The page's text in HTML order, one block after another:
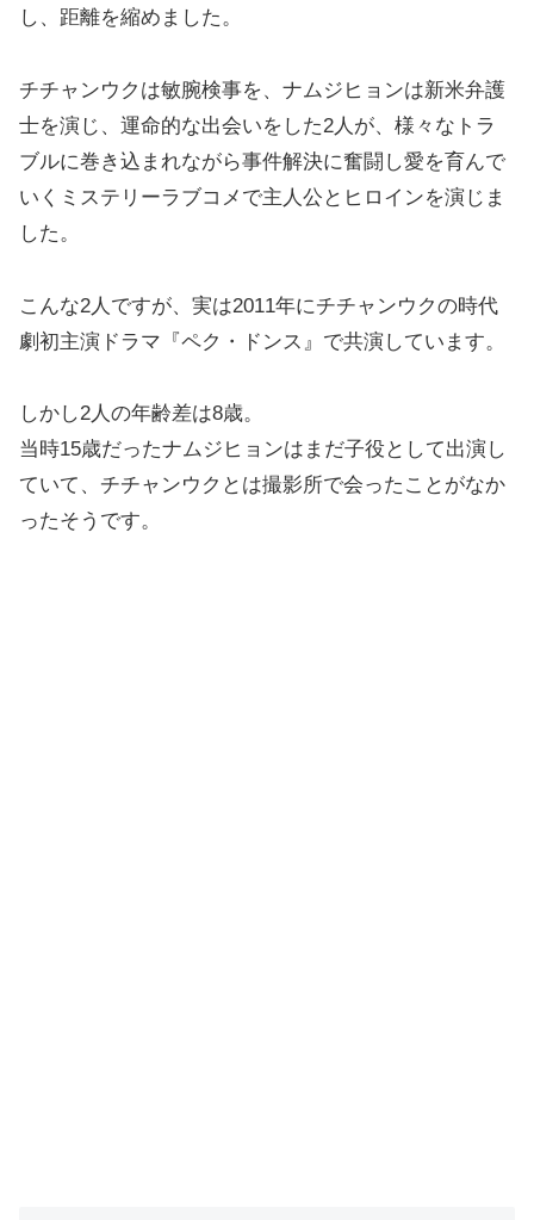
し、距離を縮めました。
チチャンウクは敏腕検事を、ナムジヒョンは新米弁護
士を演じ、運命的な出会いをした2人が、様々なトラ
ブルに巻き込まれながら事件解決に奮闘し愛を育んで
いくミステリーラブコメで主人公とヒロインを演じま
した。
こんな2人ですが、実は2011年にチチャンウクの時代
劇初主演ドラマ『ペク・ドンス』で共演しています。
しかし2人の年齢差は8歳。
当時15歳だったナムジヒョンはまだ子役として出演し
ていて、チチャンウクとは撮影所で会ったことがなか
ったそうです。